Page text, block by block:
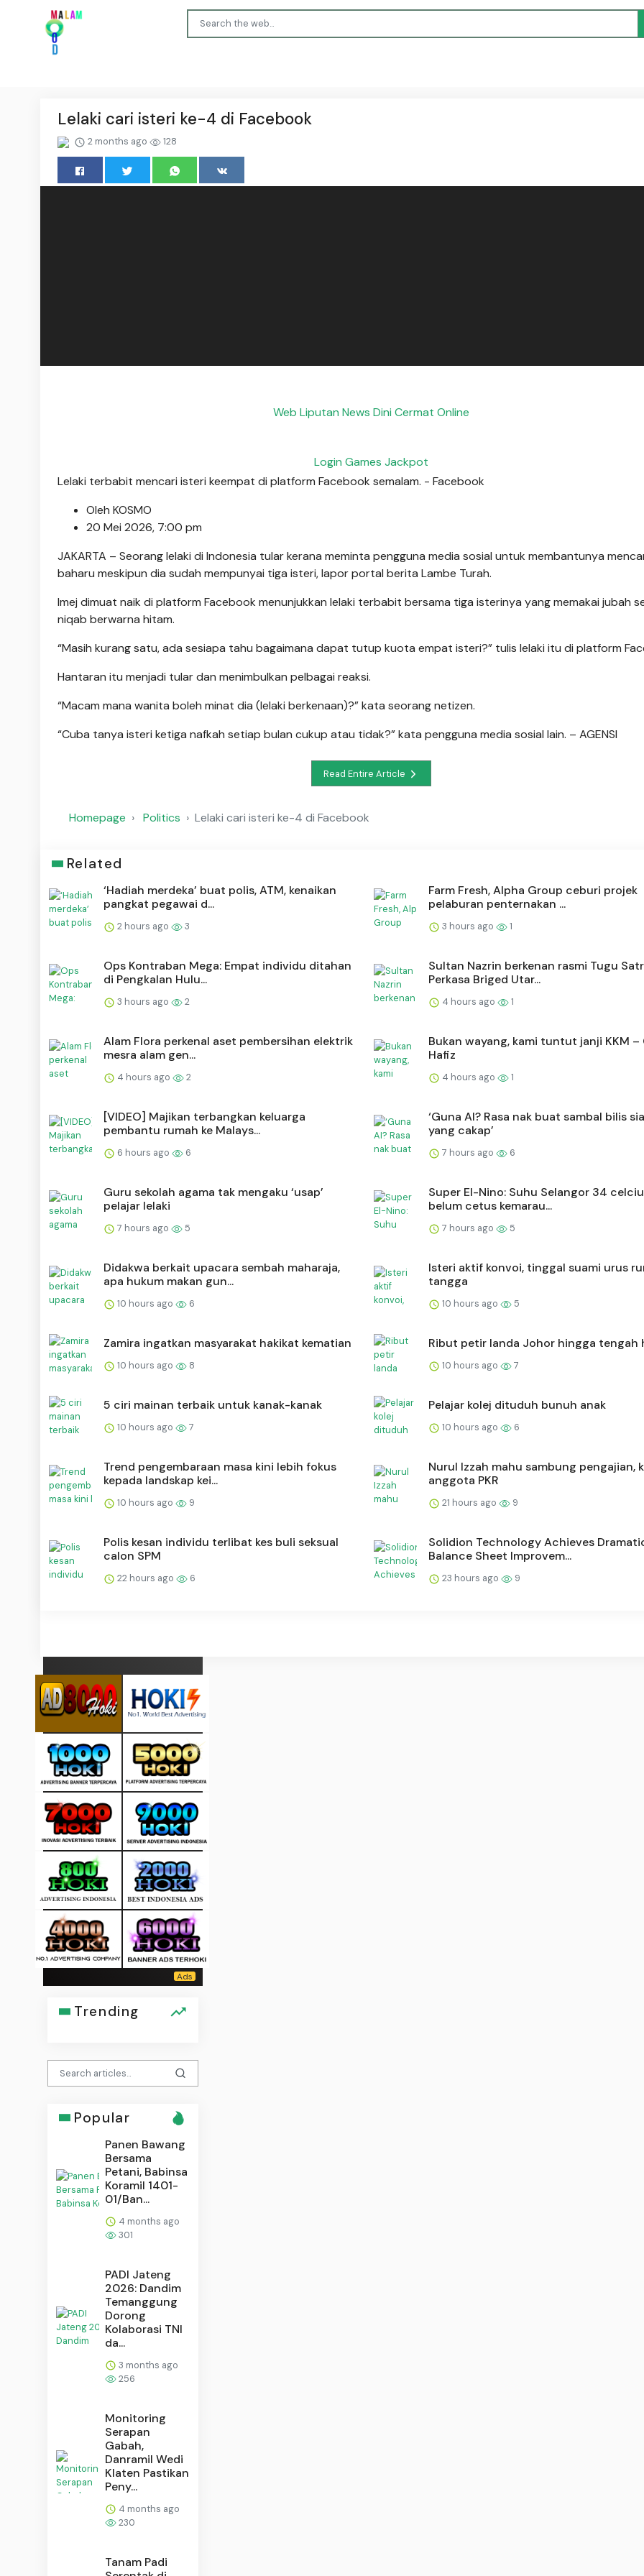
Lelaki cari isteri ke-4 di Facebook
2 months ago 128
Web Liputan News Dini Cermat Online
Login Games Jackpot
Lelaki terbabit mencari isteri keempat di platform Facebook semalam. - Facebook
Oleh KOSMO
20 Mei 2026, 7:00 pm
JAKARTA – Seorang lelaki di Indonesia tular kerana meminta pengguna media sosial untuk membantunya
baharu meskipun dia sudah mempunyai tiga isteri, lapor portal berita Lambe Turah.
Imej dimuat naik di platform Facebook menunjukkan lelaki terbabit bersama tiga isterinya yang memakai jubah
niqab berwarna hitam.
“Masih kurang satu, ada sesiapa tahu bagaimana dapat tutup kuota empat isteri?” tulis lelaki itu di platform
Hantaran itu menjadi tular dan menimbulkan pelbagai reaksi.
“Macam mana wanita boleh minat dia (lelaki berkenaan)?” kata seorang netizen.
“Cuba tanya isteri ketiga nafkah setiap bulan cukup atau tidak?” kata pengguna media sosial lain. – AGENSI
Read Entire Article
Homepage Politics Lelaki cari isteri ke-4 di Facebook
Related
‘Hadiah merdeka’ buat polis, ATM, kenaikan
pangkat pegawai d...
2 hours ago 3
Farm Fresh, Alpha Group ceburi projek
pelaburan penternakan ...
3 hours ago 1
Ops Kontraban Mega: Empat individu ditahan
di Pengkalan Hulu...
3 hours ago 2
Sultan Nazrin berkenan rasmi Tugu
Perkasa Briged Utar...
4 hours ago 1
Alam Flora perkenal aset pembersihan elektrik
mesra alam gen...
4 hours ago 2
Bukan wayang, kami tuntut janji KKM –
Hafiz
4 hours ago 1
[VIDEO] Majikan terbangkan keluarga
pembantu rumah ke Malays...
6 hours ago 6
‘Guna AI? Rasa nak buat sambal bilis
yang cakap’
7 hours ago 6
Guru sekolah agama tak mengaku ‘usap’
pelajar lelaki
7 hours ago 5
Super El-Nino: Suhu Selangor 34
belum cetus kemarau...
7 hours ago 5
Didakwa berkait upacara sembah maharaja,
apa hukum makan gun...
10 hours ago 6
Isteri aktif konvoi, tinggal suami urus
tangga
10 hours ago 5
Zamira ingatkan masyarakat hakikat kematian
10 hours ago 8
Ribut petir landa Johor hingga tengah
10 hours ago 7
5 ciri mainan terbaik untuk kanak-kanak
10 hours ago 7
Pelajar kolej dituduh bunuh anak
10 hours ago 6
Trend pengembaraan masa kini lebih fokus
kepada landskap kei...
10 hours ago 9
Nurul Izzah mahu sambung pengajian,
anggota PKR
21 hours ago 9
Polis kesan individu terlibat kes buli seksual
calon SPM
22 hours ago 6
Solidion Technology Achieves
Balance Sheet Improvem...
23 hours ago 9
Trending
Popular
Panen Bawang
Bersama
Petani, Babinsa
Koramil 1401-
01/Ban...
4 months ago
301
PADI Jateng
2026: Dandim
Temanggung
Dorong
Kolaborasi TNI
da...
3 months ago
256
Monitoring
Serapan
Gabah,
Danramil Wedi
Klaten Pastikan
Peny...
4 months ago
230
Tanam Padi